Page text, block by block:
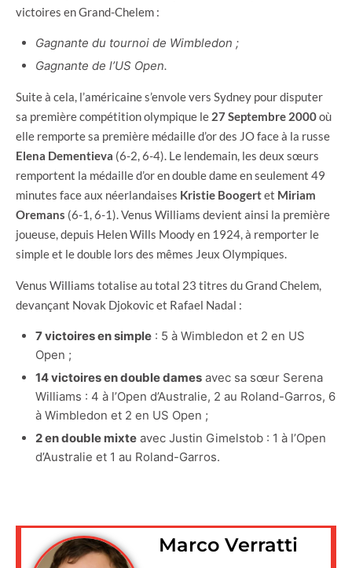
victoires en Grand-Chelem :
Gagnante du tournoi de Wimbledon ;
Gagnante de l’US Open.
Suite à cela, l’américaine s’envole vers Sydney pour disputer
sa première compétition olympique le 27 Septembre 2000où
elle remporte sa première médaille d’or des JO face à la russe
Elena Dementieva (6-2, 6-4). Le lendemain, les deux sœurs
remportent la médaille d’or en double dame en seulement 49
minutes face aux néerlandaises Kristie Boogertet Miriam
Oremans (6-1, 6-1). Venus Williams devient ainsi la première
joueuse, depuis Helen Wills Moody en 1924, à remporter le
simple et le double lors des mêmes Jeux Olympiques.
Venus Williams totalise au total 23 titres du Grand Chelem,
devançant Novak Djokovic et Rafael Nadal :
7 victoires en simple : 5 à Wimbledon et 2 en US
Open ;
14 victoires en double dames avec sa sœur Serena
Williams : 4 à l’Open d’Australie, 2 au Roland-Garros, 6
à Wimbledon et 2 en US Open ;
2 en double mixte avec Justin Gimelstob : 1 à l’Open
d’Australie et 1 au Roland-Garros.
Marco Verratti